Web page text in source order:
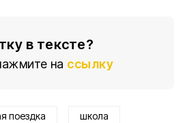
в тексте?
на ссылку
поездка школа